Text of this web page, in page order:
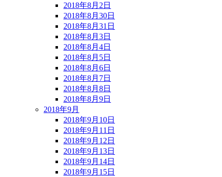
2018年8月2日
2018年8月30日
2018年8月31日
2018年8月3日
2018年8月4日
2018年8月5日
2018年8月6日
2018年8月7日
2018年8月8日
2018年8月9日
2018年9月
2018年9月10日
2018年9月11日
2018年9月12日
2018年9月13日
2018年9月14日
2018年9月15日